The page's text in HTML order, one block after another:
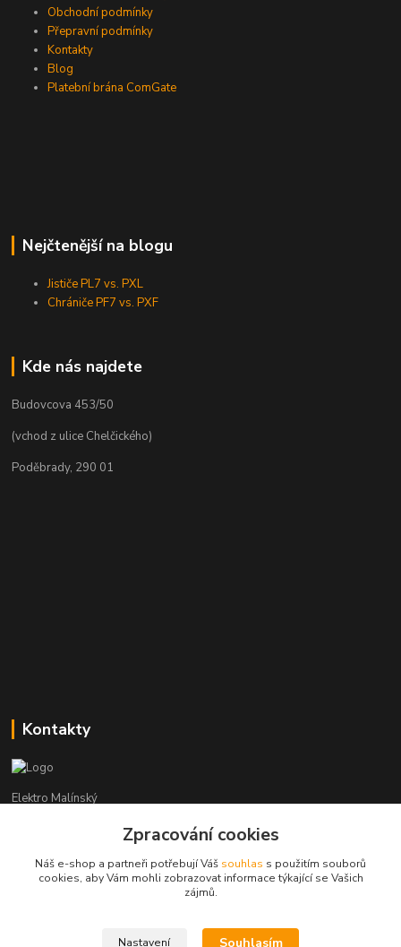
Obchodní podmínky
Přepravní podmínky
Kontakty
Blog
Platební brána ComGate
Nejčtenější na blogu
Jističe PL7 vs. PXL
Chrániče PF7 vs. PXF
Kde nás najdete
Budovcova 453/50
(vchod z ulice Chelčického)
Poděbrady, 290 01
Kontakty
Elektro Malínský
+420 608 255 160
(Po-Čt - 8:30-16:00, Pá - 8:30-14:00)
Zpracování cookies
Náš e-shop a partneři potřebují Váš souhlas s použitím souborů
cookies, aby Vám mohli zobrazovat informace týkající se Vašich
zájmů.
Nastavení Souhlasím